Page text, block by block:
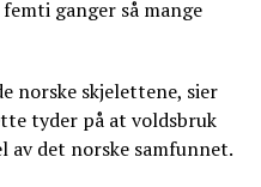
ganger så mange
norske skjelettene, sier
tyder på at voldsbruk
det norske samfunnet.